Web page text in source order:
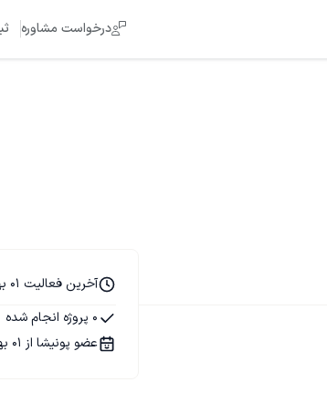
درخواست مشاوره
آخرین فعالیت 01 بهمن 1396
0 پروژه انجام شده
عضو پونیشا از 01 بهمن 1396